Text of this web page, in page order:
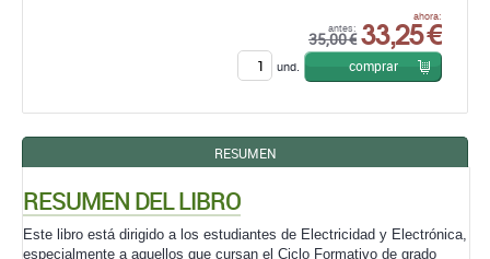
antes:
35,00 €
ahora:
33,25 €
und. comprar
RESUMEN
RESUMEN DEL LIBRO
Este libro está dirigido a los estudiantes de Electricidad y Electrónica,
especialmente a aquellos que cursan el Ciclo Formativo de grado